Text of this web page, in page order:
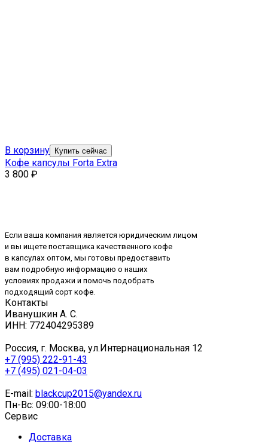
В корзину Купить сейчас
Кофе капсулы Forta Extra
3 800 ₽
Если ваша компания является юридическим лицом
и вы ищете поставщика качественного кофе
в капсулах оптом, мы готовы предоставить
вам подробную информацию о наших
условиях продажи и помочь подобрать
подходящий сорт кофе.
Контакты
Иванушкин А. С.
ИНН: 772404295389
Россия, г. Москва, ул.Интернациональная 12
+7 (995) 222-91-43
+7 (495) 021-04-03
E-mail: blackcup2015@yandex.ru
Пн-Вс: 09:00-18:00
Сервис
Доставка